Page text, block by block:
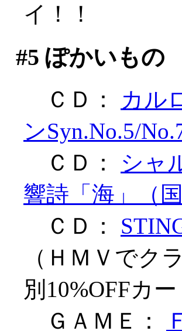
イ！！
#5 ぽかいもの
ＣＤ：
カル
ンSyn.No.5/
ＣＤ： シャ
響詩「海」（国
ＣＤ：
（ＨＭＶでク
別10%OFFカ
ＧＡＭＥ：